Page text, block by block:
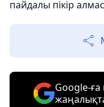
пайдалы пікір
Google-